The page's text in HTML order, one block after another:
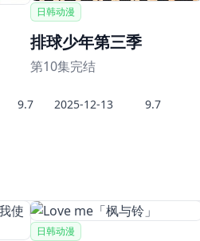
9.7
日韩动漫
排球少年第三季
第10集完结
2025-12-13 9.7
日韩动漫